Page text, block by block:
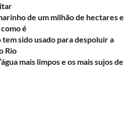
de um milhão de hectares e
é
sido usado para despoluir a
Rio
mais limpos e os mais sujos de